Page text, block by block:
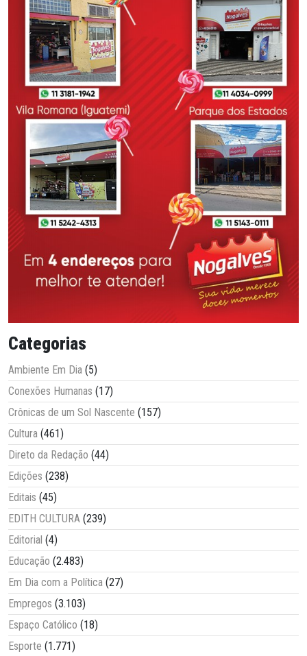
Categorias
Ambiente Em Dia (5)
Conexões Humanas (17)
Crônicas de um Sol Nascente (157)
Cultura (461)
Direto da Redação (44)
Edições (238)
Editais (45)
EDITH CULTURA (239)
Editorial (4)
Educação (2.483)
Em Dia com a Política (27)
Empregos (3.103)
Espaço Católico (18)
Esporte (1.771)